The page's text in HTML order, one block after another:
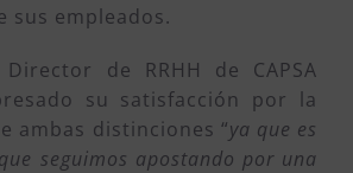
sus empleados.
de RRHH de CAPSA
su satisfacción por la
ambas distinciones “ya que es
seguimos apostando por una